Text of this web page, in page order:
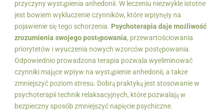
przyczyny wystąpienia anhedonii. W leczeniu niezwykle istotne
jest bowiem wykluczenie czynników, które wpłynęły na
pojawienie się tego schorzenia. Psychoterapia daje możliwość
zrozumienia swojego postępowania, przewartościowania
priorytetów i wyuczenia nowych wzorców postępowania.
Odpowiednio prowadzona terapia pozwala wyeliminować
czynniki mające wpływ na wystąpienie anhedonii, a także
zmniejszyć poziom stresu. Dobrą praktyką jest stosowanie w
psychoterapii technik relaksacyjnych, które pozwalają w
bezpieczny sposób zmniejszyć napięcie psychiczne.